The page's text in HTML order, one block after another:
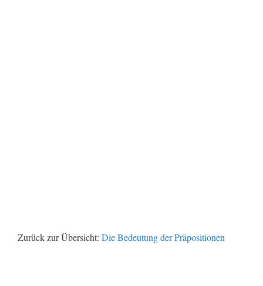
Zurück zur Übersicht: Die Bedeutung der Präpositionen